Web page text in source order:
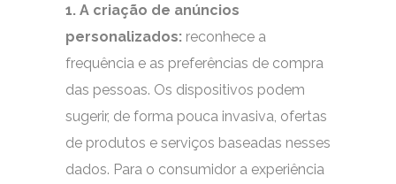
1. A criação de anúncios
personalizados: reconhece a
frequência e as preferências de compra
das pessoas. Os dispositivos podem
sugerir, de forma pouca invasiva, ofertas
de produtos e serviços baseadas nesses
dados. Para o consumidor a experiência